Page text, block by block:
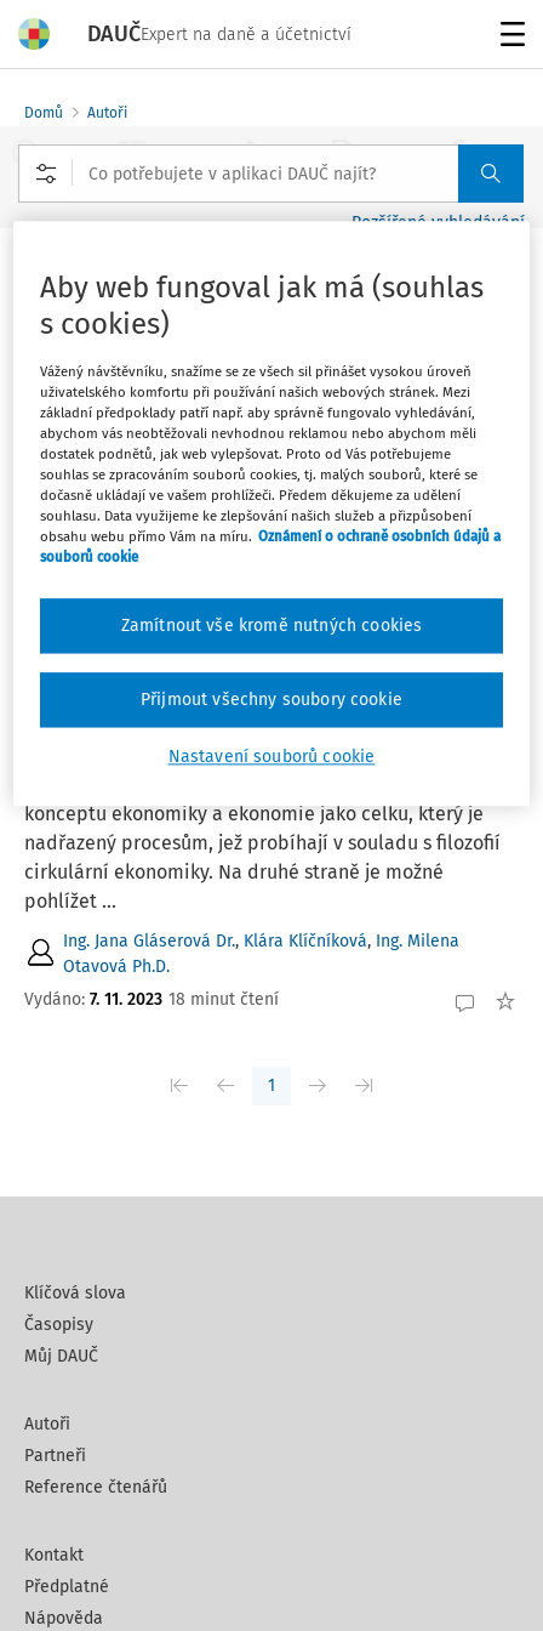
DAUČExpert na daně a účetnictví
Domů Autoři
Rozšířené vyhledávání
Klára Klíčníková
Sledovat autora
Filtr
Počet vyhledaných dokumentů:1
Řadit podle:
Nejnovější Nejstarší
ČLÁNKY
Cirkulární ekonomika a její souvislost s
vykazováním zpráv o udržitelnosti
Na cirkulární ekonomiku lze pohlížet ze dvou
konceptu ekonomiky a ekonomie jako celku, který je
nadřazený procesům, jež probíhají v souladu s filozofií
cirkulární ekonomiky. Na druhé straně je možné
pohlížet ...
Ing. Jana Gláserová Dr., Klára Klíčníková, Ing. Milena
Otavová Ph.D.
Vydáno: 7. 11. 2023 18 minut čtení
1
Klíčová slova
Časopisy
Můj DAUČ
Autoři
Partneři
Reference čtenářů
Kontakt
Předplatné
Nápověda
Aby web fungoval jak má (souhlas
s cookies)
Vážený návštěvníku, snažíme se ze všech sil přinášet vysokou úroveň
uživatelského komfortu při používání našich webových stránek. Mezi
základní předpoklady patří např. aby správně fungovalo vyhledávání,
abychom vás neobtěžovali nevhodnou reklamou nebo abychom měli
dostatek podnětů, jak web vylepšovat. Proto od Vás potřebujeme
souhlas se zpracováním souborů cookies, tj. malých souborů, které se
dočasně ukládají ve vašem prohlížeči. Předem děkujeme za udělení
souhlasu. Data využijeme ke zlepšování našich služeb a přizpůsobení
obsahu webu přímo Vám na míru. Oznámení o ochraně osobních údajů a
souborů cookie
Nastavení souborů cookie
Zamítnout vše kromě nutných cookies
Přijmout všechny soubory cookie